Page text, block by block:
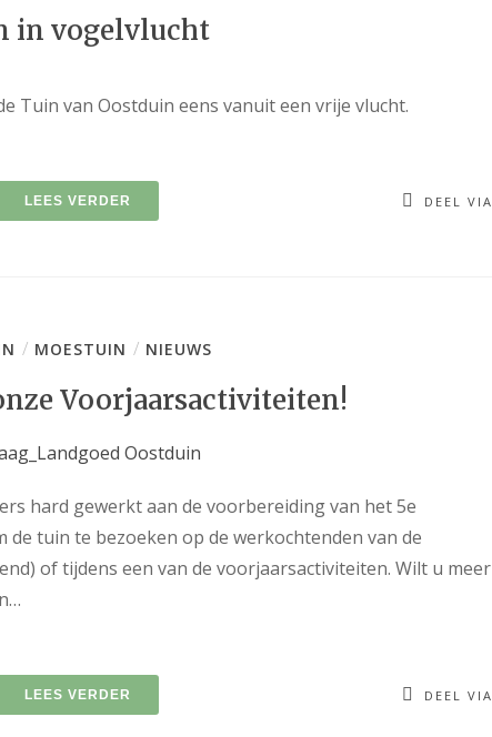
in vogelvlucht
Tuin van Oostduin eens vanuit een vrije vlucht.
LEES VERDER DEEL VIA
/ MOESTUIN / NIEUWS
Voorjaarsactiviteiten!
hard gewerkt aan de voorbereiding van het 5e
tuin te bezoeken op de werkochtenden van de
of tijdens een van de voorjaarsactiviteiten. Wilt u meer
LEES VERDER DEEL VIA